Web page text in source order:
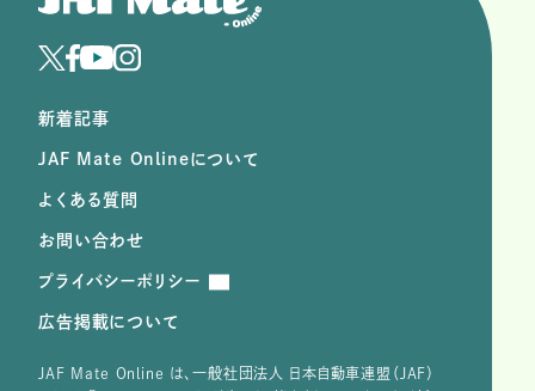
新着記事
JAF Mate Onlineについて
よくある質問
お問い合わせ
プライバシーポリシー
広告掲載について
JAF Mate Online は、⼀般社団法⼈ ⽇本⾃動⾞連盟（JAF）